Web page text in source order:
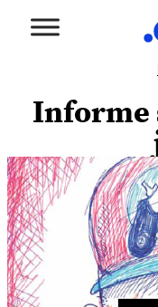
Informe